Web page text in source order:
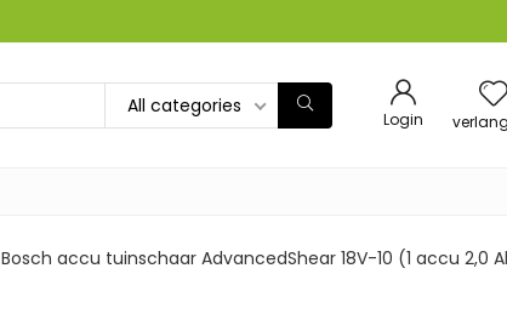
All categories
Login
Bosch accu tuinschaar AdvancedShear 18V-10 (1 accu 2,0